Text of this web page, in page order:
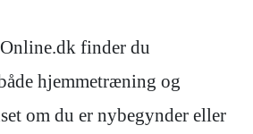
finder du
hjemmetræning og
om du er nybegynder eller